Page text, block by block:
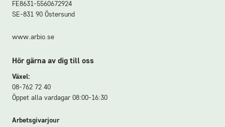
FE8631-5560672924
SE-831 90 Östersund
www.arbio.se
Hör gärna av dig till oss
Växel:
08-762 72 40
Öppet alla vardagar 08:00-16:30
Arbetsgivarjour